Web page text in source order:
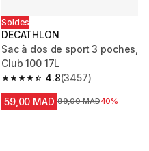
Soldes
DECATHLON
Sac à dos de sport 3 poches,
Club 100 17L
4.8
4.8 out of 5 stars from 3457
(3457)
59,00 MAD Prix avant la réduction
99,00 MAD40%